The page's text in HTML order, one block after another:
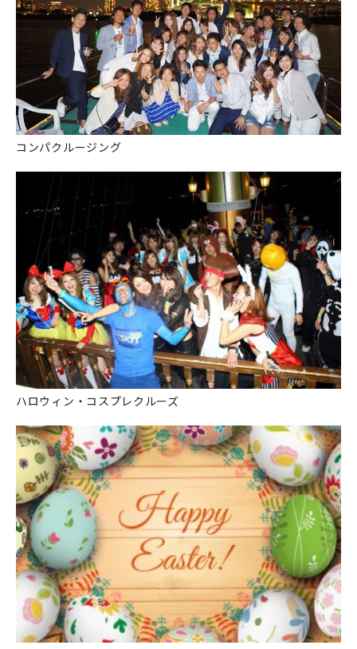
コンパクルージング
ハロウィン・コスプレクルーズ